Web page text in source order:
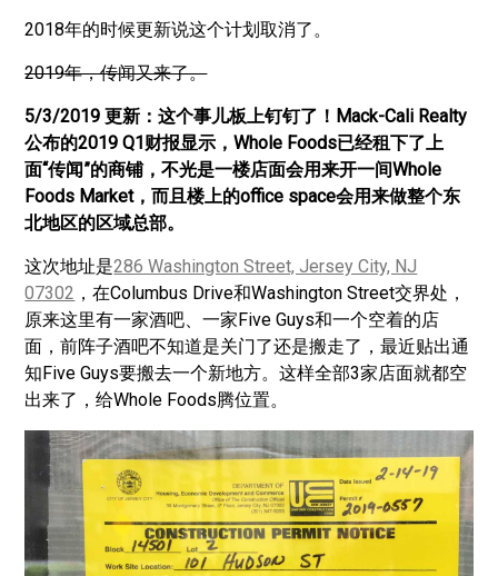
2018年的时候更新说这个计划取消了。
2019年，传闻又来了。
5/3/2019 更新：这个事儿板上钉钉了！Mack-Cali Realty
公布的2019 Q1财报显示，Whole Foods已经租下了上
面“传闻”的商铺，不光是一楼店面会用来开一间Whole
Foods Market，而且楼上的office space会用来做整个东
北地区的区域总部。
这次地址是286 Washington Street, Jersey City, NJ
07302 ，在Columbus Drive和Washington Street交界处，
原来这里有一家酒吧、一家Five Guys和一个空着的店
面，前阵子酒吧不知道是关门了还是搬走了，最近贴出通
知Five Guys要搬去一个新地方。这样全部3家店面就都空
出来了，给Whole Foods腾位置。